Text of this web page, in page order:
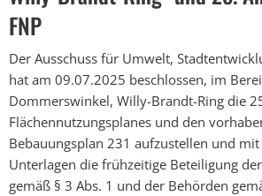
FNP
Der Ausschuss für Umwelt,
hat am 09.07.2025 beschlossen, im
Dommerswinkel, Willy-Brandt-Ring die
Flächennutzungsplanes und den
Bebauungsplan 231 aufzustellen und
Unterlagen die frühzeitige Beteiligung
gemäß § 3 Abs. 1 und der Behörden